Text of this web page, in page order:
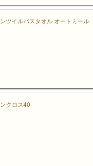
ツイルバスタオル オートミール
クロス40